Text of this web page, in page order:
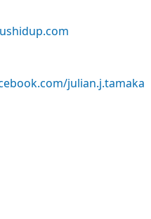
julian.j.tamaka